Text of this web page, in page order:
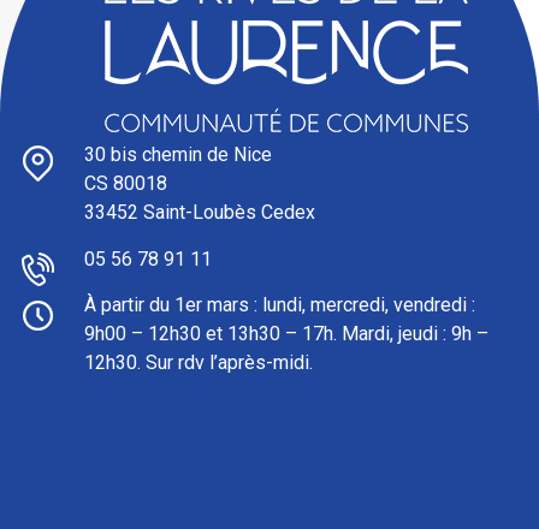
30 bis chemin de Nice
CS 80018
33452 Saint-Loubès Cedex
05 56 78 91 11
À partir du 1er mars : l undi, mercredi, vendredi :
9h00 – 12h30 et 13h30 – 17h. Mardi, jeudi : 9h –
12h30. Sur rdv l’après-midi.